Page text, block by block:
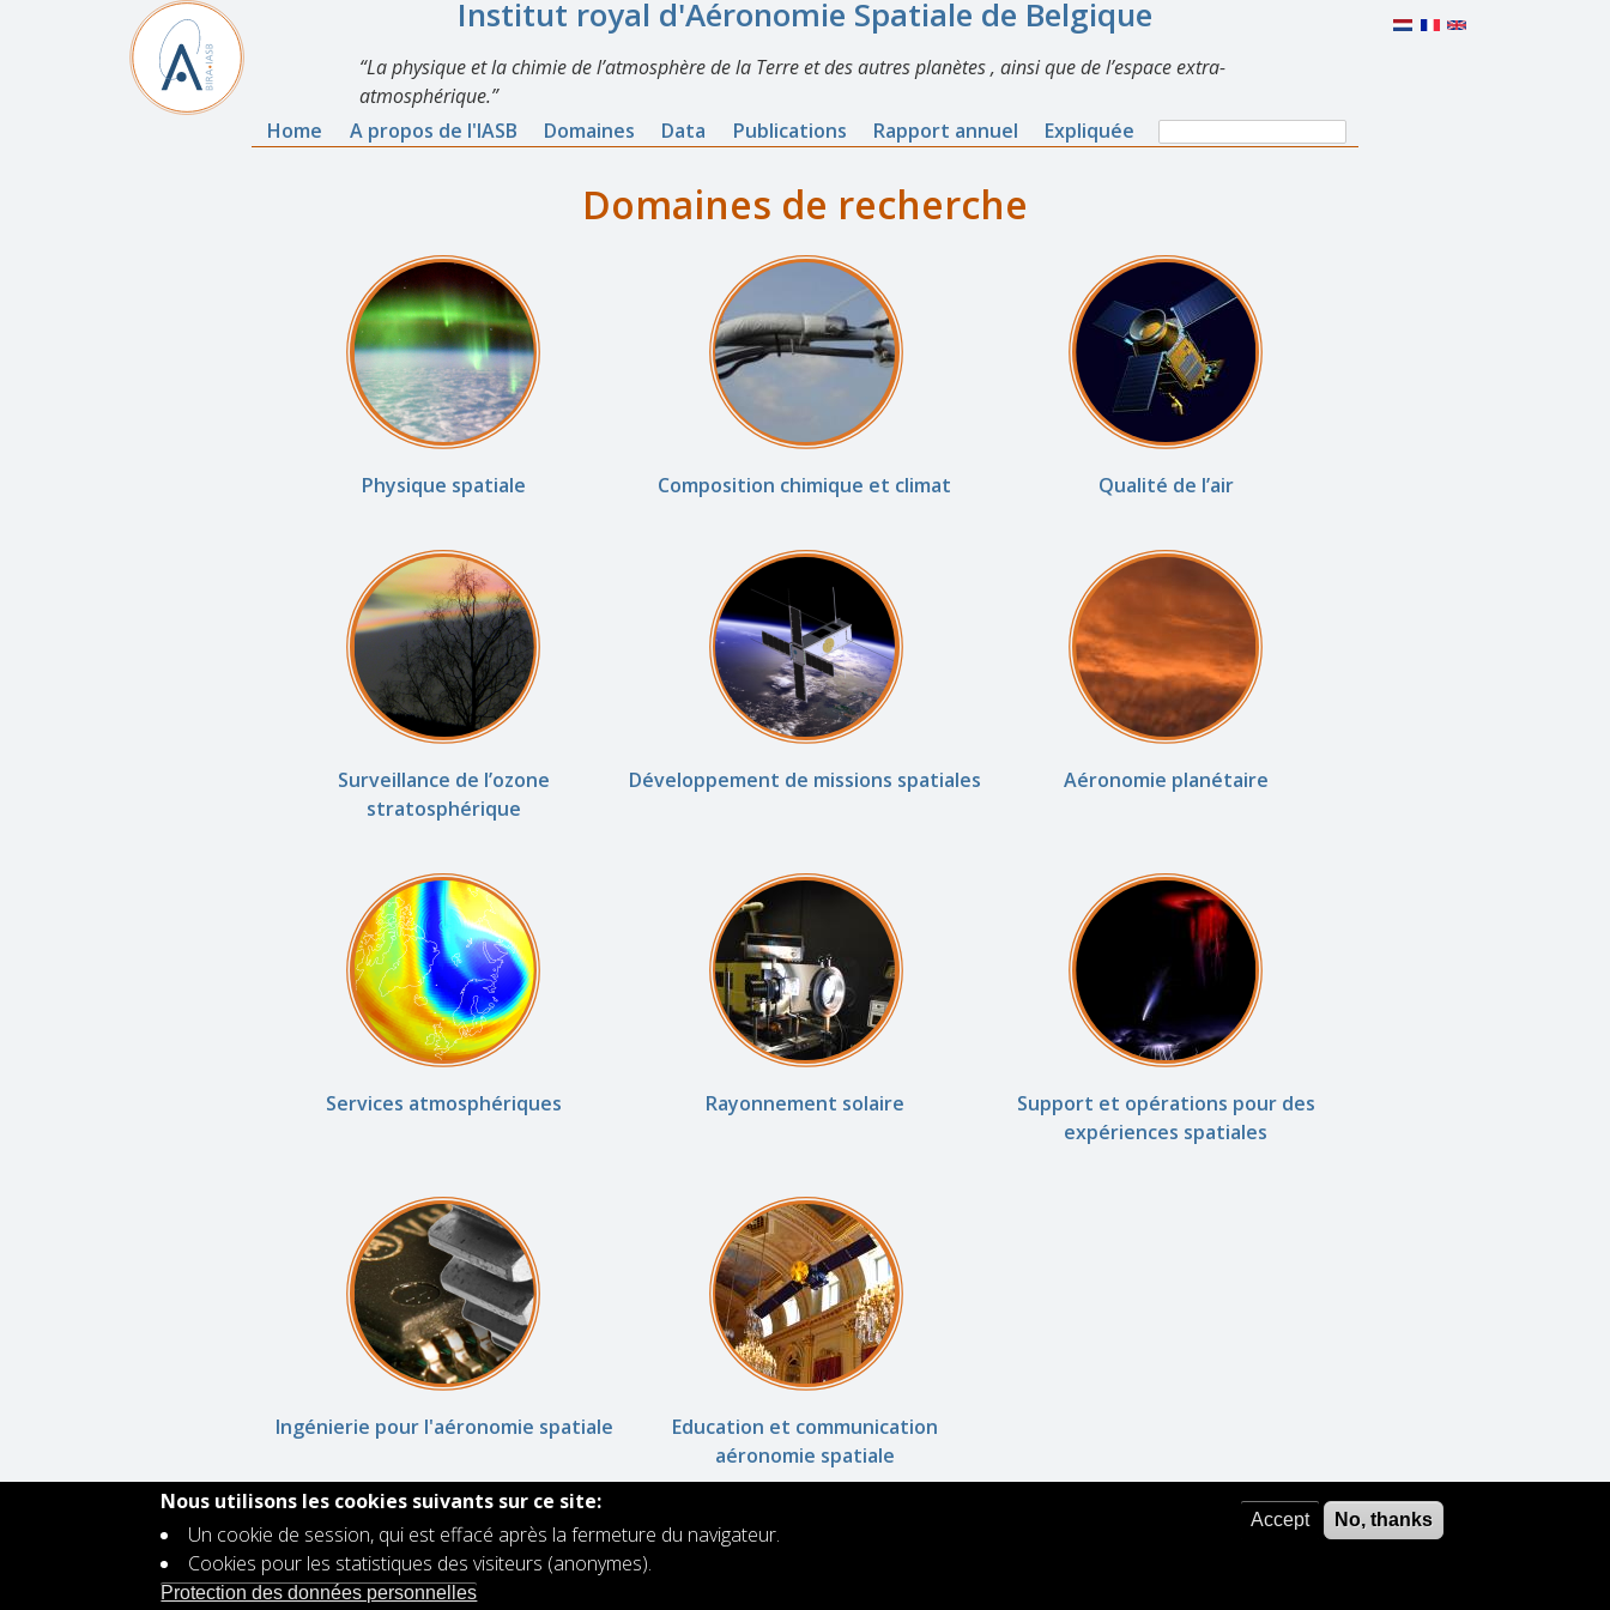
Institut royal d'Aéronomie Spatiale de Belgique
La physique et la chimie de l’atmosphère de la Terre et des autres planètes , ainsi que de l’espace extra-
atmosphérique.
Home
A propos de l'IASB Domaines Data Publications Rapport annuel Expliquée
Search
Search
Domaines de recherche
Physique spatiale Composition chimique et climat Qualité de l’air
Surveillance de l’ozone
stratosphérique
Développement de missions spatiales Aéronomie planétaire
Services atmosphériques Rayonnement solaire
Support et opérations pour des
expériences spatiales
Ingénierie pour l'aéronomie spatiale
Education et communication
aéronomie spatiale
Contact
Nous utilisons les cookies suivants sur ce site:
Un cookie de session, qui est effacé après la fermeture du navigateur.
Cookies pour les statistiques des visiteurs (anonymes).
Protection des données personnelles
Accept No, thanks